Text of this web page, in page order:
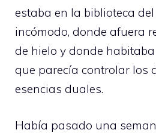
estaba en la biblioteca
incómodo, donde afuera
de hielo y donde
que parecía controlar los
esencias duales.
Había pasado una